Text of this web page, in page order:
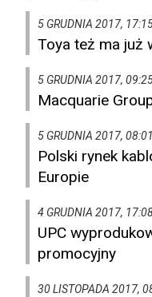
5 GRUDNIA 2017,
Toya też ma już
5 GRUDNIA 2017,
Macquarie
5 GRUDNIA 2017, 08:01
Polski rynek
Europie
4 GRUDNIA 2017,
UPC
promocyjny
30 LISTOPADA 2017,